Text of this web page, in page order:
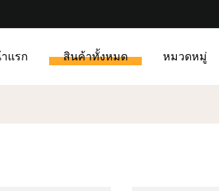
แรก สินค้าทั้งหมด หมวดหมู่